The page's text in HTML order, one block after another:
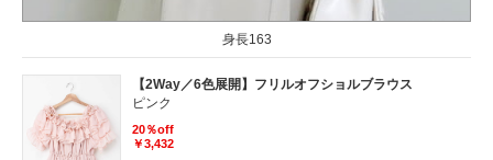
身長163
【2Way／6色展開】フリルオフショルブラウス
ピンク
20％off
￥3,432